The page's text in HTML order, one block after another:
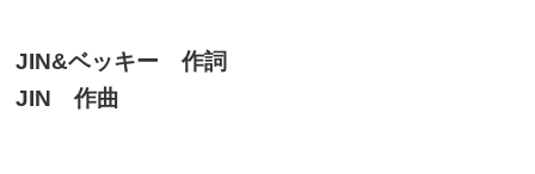
JIN&ベッキー 作詞
JIN 作曲